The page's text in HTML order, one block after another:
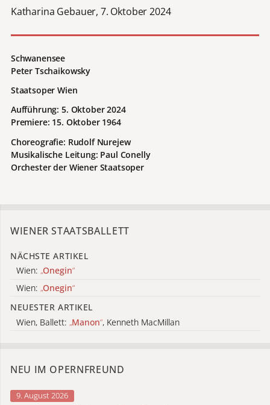
Katharina Gebauer, 7. Oktober 2024
Schwanensee
Peter Tschaikowsky
Staatsoper Wien
Aufführung: 5. Oktober 2024
Premiere: 15. Oktober 1964
Choreografie: Rudolf Nurejew
Musikalische Leitung: Paul Conelly
Orchester der Wiener Staatsoper
WIENER STAATSBALLETT
NÄCHSTE ARTIKEL
Wien: „Onegin“
Wien: „Onegin“
NEUESTER ARTIKEL
Wien, Ballett: „Manon“, Kenneth MacMillan
NEU IM OPERNFREUND
9. August 2026